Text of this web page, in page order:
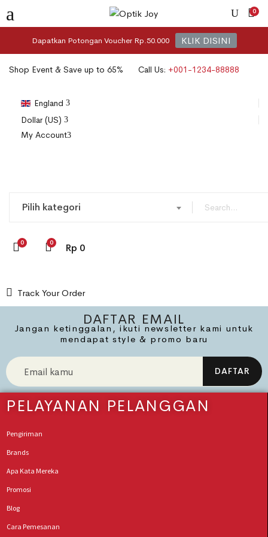
0
Dapatkan Potongan Voucher Rp.50.000 KLIK DISINI
Shop Event & Save up to 65% Call Us: +001-1234-88888
England
Dollar (US)
My Account
Pilih kategori
0 Rp 0
0
Track Your Order
DAFTAR EMAIL
Jangan ketinggalan, ikuti newsletter kami untuk
mendapat style & promo baru
PELAYANAN PELANGGAN
Pengiriman
Brands
Apa Kata Mereka
Promosi
Blog
Cara Pemesanan